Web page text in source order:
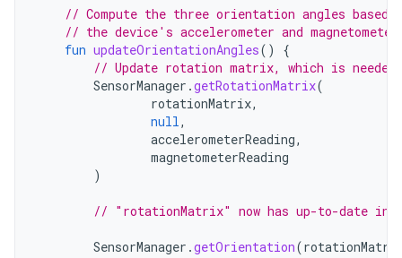
// Compute the three orientation angles based
// the device's accelerometer and
fun updateOrientationAngles()
{
// Update rotation matrix, which is
SensorManager .getRotationMatrix(
rotationMatrix,
null,
accelerometerReading,
magnetometerReading
)
// "rotationMatrix" now has up-to-date
SensorManager .getOrientation(